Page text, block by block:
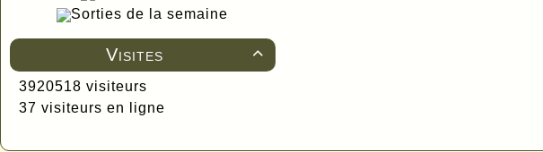
Sorties de la semaine

Visites
3920518 visiteurs
37 visiteurs en ligne